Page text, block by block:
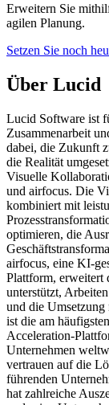
Erweitern Sie
agilen Planung.
Setzen Sie noch
Über Lucid
Lucid Software ist
Zusammenarbeit
dabei, die Zukunft
die Realität
Visuelle
und airfocus. Die
kombiniert mit
optimieren, die
airfocus, eine KI-
Plattform, erweitert
unterstützt,
und die
ist die am
Acceleration-
Unternehmen
vertrauen auf die
führenden
hat zahlreiche